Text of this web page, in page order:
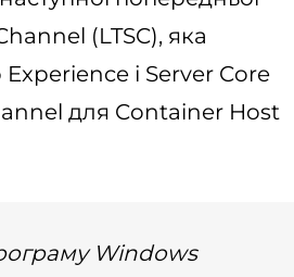
(LTSC), яка
і Server Core
для Container Host
Windows